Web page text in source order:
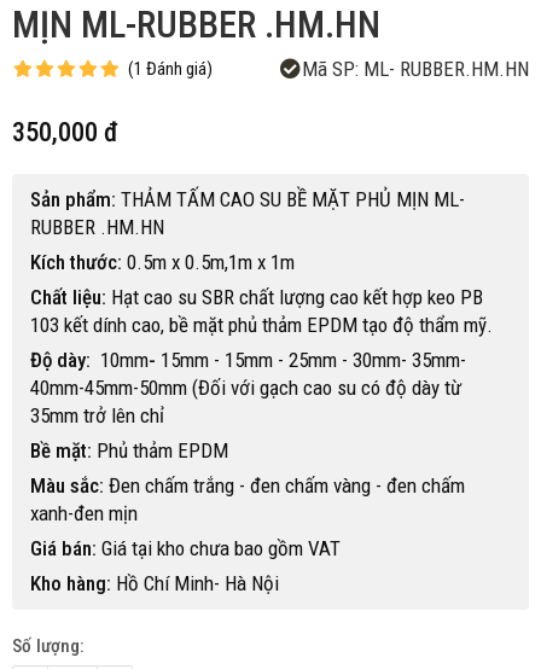
MỊN ML-RUBBER .HM.HN
(1 Đánh giá) Mã SP: ML- RUBBER.HM.HN
350,000 đ
Sản phẩm: THẢM TẤM CAO SU BỀ MẶT PHỦ MỊN ML-
RUBBER .HM.HN
Kích thước: 0.5m x 0.5m,1m x 1m
Chất liệu: Hạt cao su SBR chất lượng cao kết hợp keo PB
103 kết dính cao, bề mặt phủ thảm EPDM tạo độ thẩm mỹ.
Độ dày: 10mm- 15mm - 15mm - 25mm - 30mm- 35mm-
40mm-45mm-50mm (Đối với gạch cao su có độ dày từ
35mm trở lên chỉ
Bề mặt: Phủ thảm EPDM
Màu sắc: Đen chấm trắng - đen chấm vàng - đen chấm
xanh-đen mịn
Giá bán: Giá tại kho chưa bao gồm VAT
Kho hàng: Hồ Chí Minh- Hà Nội
Số lượng: